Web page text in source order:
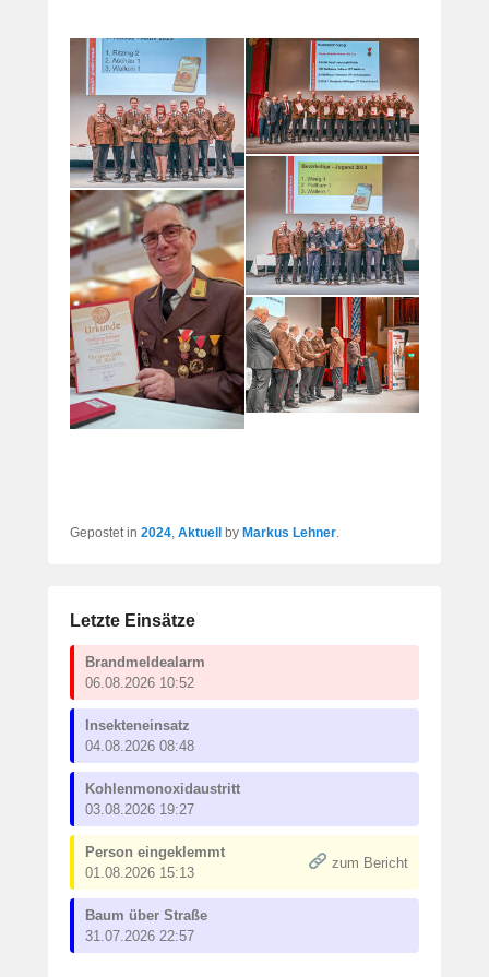
Gepostet in 2024, Aktuell by Markus Lehner.
Letzte Einsätze
Brandmeldealarm
06.08.2026 10:52
Insekteneinsatz
04.08.2026 08:48
Kohlenmonoxidaustritt
03.08.2026 19:27
Person eingeklemmt
01.08.2026 15:13
zum Bericht
Baum über Straße
31.07.2026 22:57